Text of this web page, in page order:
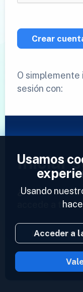
Crear
O simplemente
sesión con:
Iniciar
¿Ya tienes
accede a tus
Iniciar
Usamos
Usando
Acceder a